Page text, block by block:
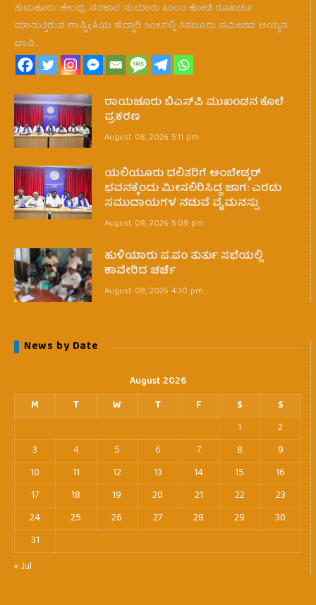
ತುಮಕೂರು: ಕೇಂದ್ರ ಸರಕಾರ ಸುಮಾರು ೩೦೦೦ ಕೋಟಿ ರೂಖರ್ಚು
ಮಾಡುತ್ತಿರುವ ರಾಷ್ಟಿçÃಯ ಹೆದ್ದಾರಿ ೨೦೬ರಲ್ಲಿ ತಿಪಟೂರು ಸಮೀಪದ ಅಯ್ಯನ
ಭಾವಿ…
ರಾಯಚೂರು ಬಿಎಸ್‌ಪಿ ಮುಖಂಡನ ಕೊಲೆ
ಪ್ರಕರಣ
August 08, 2026 5:11 pm
ಯಲಿಯೂರು ದಲಿತರಿಗೆ ಅಂಬೇಡ್ಕರ್
ಭವನಕ್ಕೆಂದು ಮೀಸಲಿರಿಸಿದ್ದ ಜಾಗ: ಎರಡು
ಸಮುದಾಯಗಳ ನಡುವೆ ವೈಮನಸ್ಸು
August 08, 2026 5:09 pm
ಹುಳಿಯಾರು ಪ.ಪಂ ತುರ್ತು ಸಭೆಯಲ್ಲಿ
ಕಾವೇರಿದ ಚರ್ಚೆ
August 08, 2026 4:30 pm
News by Date
August 2026
M
T W T F S
S
1
2
3
4 5 6 7 8
9
10
11 12 13 14 15
16
17
18 19 20 21 22
23
24
25 26 27 28 29
30
31
« Jul